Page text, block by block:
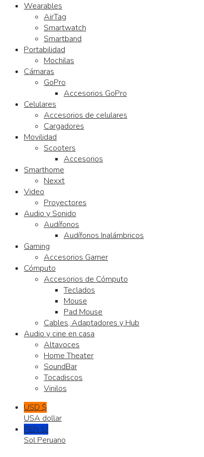
Wearables
AirTag
Smartwatch
Smartband
Portabilidad
Mochilas
Cámaras
GoPro
Accesorios GoPro
Celulares
Accesorios de celulares
Cargadores
Movilidad
Scooters
Accesorios
Smarthome
Nexxt
Video
Proyectores
Audio y Sonido
Audífonos
Audífonos Inalámbricos
Gaming
Accesorios Gamer
Cómputo
Accesorios de Cómputo
Teclados
Mouse
Pad Mouse
Cables, Adaptadores y Hub
Audio y cine en casa
Altavoces
Home Theater
SoundBar
Tocadiscos
Vinilos
USD $
USA dollar
PEN S/.
Sol Peruano